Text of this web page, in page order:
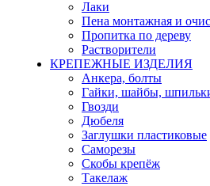
Лаки
Пена монтажная и
Пропитка по дереву
Растворители
КРЕПЕЖНЫЕ ИЗДЕЛИЯ
Анкера, болты
Гайки, шайбы,
Гвозди
Дюбеля
Заглушки пластиковые
Саморезы
Скобы крепёж
Такелаж